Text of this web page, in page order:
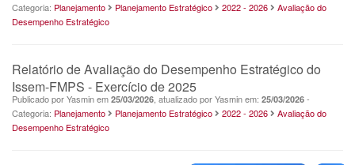
Categoria: Planejamento Planejamento Estratégico 2022 - 2026
Avaliação do
Desempenho Estratégico
Relatório de Avaliação do Desempenho Estratégico do
Issem-FMPS - Exercício de 2025
Publicado por Yasmin em 25/03/2026 , atualizado por Yasmin em: 25/03/2026 -
Categoria: Planejamento Planejamento Estratégico 2022 - 2026
Avaliação do
Desempenho Estratégico